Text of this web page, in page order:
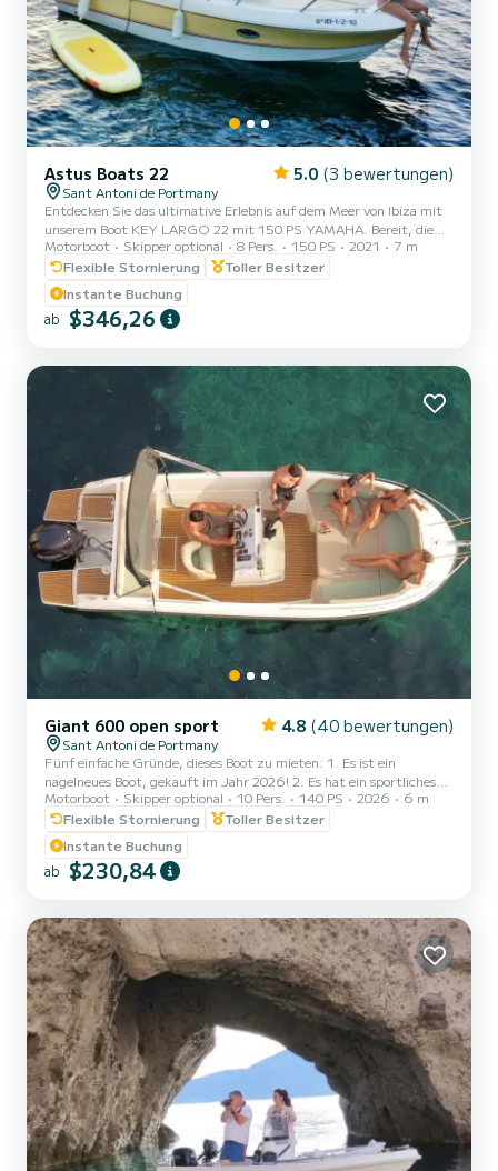
Astus Boats 22 5.0 (3 bewertungen)
Sant Antoni de Portmany
Entdecken Sie das ultimative Erlebnis auf dem Meer von Ibiza mit
unserem Boot KEY LARGO 22 mit 150 PS YAMAHA. Bereit, die
kristallklaren Gewässer von Ibiza zu erkunden? Mit unserem KEY
LARGO 22 PREMIUN BOAT 150CV Yamaha können Sie ein
unglaubliches nautisches Abenteuer erleben. Entspannen Sie sich
einfach und genießen Sie! Warum uns wählen? 1. MINDESTENS
EINEN PNB-NAVIGATIONSLIZENZ HABEN. Wir bieten Ihnen vor
Motorboot Skipper optional 8 Pers. 150 PS 2021
7 m
Flexible Stornierung
Toller Besitzer
Instante Buchung
ab $346,26
Giant 600 open sport 4.8 (40 bewertungen)
Sant Antoni de Portmany
Fünf einfache Gründe, dieses Boot zu mieten: 1. Es ist ein
nagelneues Boot, gekauft im Jahr 2026! 2. Es hat ein sportliches
und gleichzeitig elegantes Aussehen. 3. Es hat einen großen
Freibord, der das Segeln sehr stabil und komfortabel macht, ein
Offenes Boot. 4. Das breite Verdeck spendet genügend Schatten,
um entweder an Deck zu sonnen oder im Schatten am Heck zu
bleiben. 5. DAS EINZIGE BOOT IN SEINER KATEGORIE 6 METER
Motorboot Skipper optional 10 Pers. 140 PS 2026
6 m
Flexible Stornierung
Toller Besitzer
Instante Buchung
ab $230,84